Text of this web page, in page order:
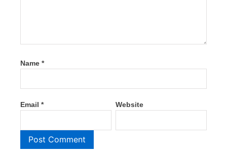
Name *
Email * Website